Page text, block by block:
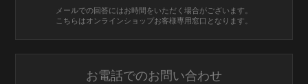
メールでの回答にはお時間をいただく場合がございます。
こちらはオンラインショップお客様専用窓口となります。
お電話でのお問い合わせ